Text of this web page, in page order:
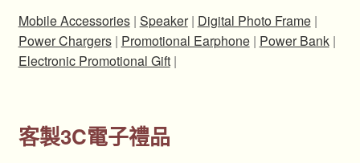
Mobile Accessories| Speaker| Digital Photo Frame|
Power Chargers| Promotional Earphone| Power Bank|
Electronic Promotional Gift|
客製3C電子禮品